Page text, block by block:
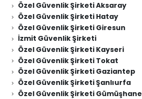
Özel Güvenlik Şirketi Aksaray
Özel Güvenlik Şirketi Hatay
Özel Güvenlik Şirketi Giresun
İzmit Güvenlik Şirketi
Özel Güvenlik Şirketi Kayseri
Özel Güvenlik Şirketi Tokat
Özel Güvenlik Şirketi Gaziantep
Özel Güvenlik Şirketi Şanlıurfa
Özel Güvenlik Şirketi Gümüşhane